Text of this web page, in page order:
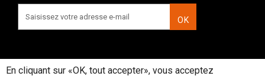
OK
En cliquant sur «OK, tout accepter», vous acceptez